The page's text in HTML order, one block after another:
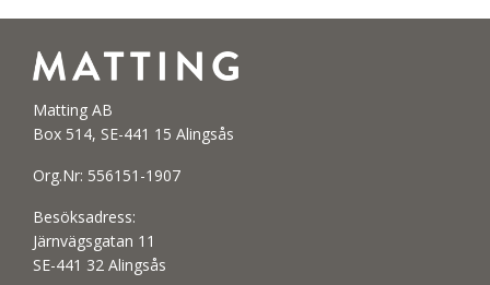
Matting AB
Box 514, SE-441 15 Alingsås
Org.Nr: 556151-1907
Besöksadress:
Järnvägsgatan 11
SE-441 32 Alingsås